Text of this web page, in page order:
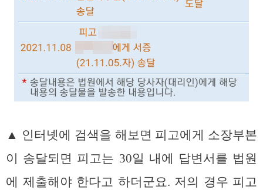
▲ 인터넷에 검색을 해보면 피고에게 소장부본
이 송달되면 피고는 30일 내에 답변서를 법원
에 제출해야 한다고 하더군요. 저의 경우 피고